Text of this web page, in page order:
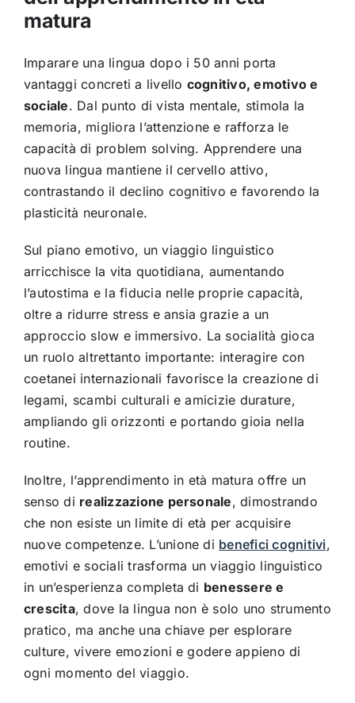
matura
Imparare una lingua dopo i 50 anni porta
vantaggi concreti a livello cognitivo, emotivo e
sociale. Dal punto di vista mentale, stimola la
memoria, migliora l’attenzione e rafforza le
capacità di problem solving. Apprendere una
nuova lingua mantiene il cervello attivo,
contrastando il declino cognitivo e favorendo la
plasticità neuronale.
Sul piano emotivo, un viaggio linguistico
arricchisce la vita quotidiana, aumentando
l’autostima e la fiducia nelle proprie capacità,
oltre a ridurre stress e ansia grazie a un
approccio slow e immersivo. La socialità gioca
un ruolo altrettanto importante: interagire con
coetanei internazionali favorisce la creazione di
legami, scambi culturali e amicizie durature,
ampliando gli orizzonti e portando gioia nella
routine.
Inoltre, l’apprendimento in età matura offre un
senso di realizzazione personale, dimostrando
che non esiste un limite di età per acquisire
nuove competenze. L’unione di benefici cognitivi,
emotivi e sociali trasforma un viaggio linguistico
in un’esperienza completa di benessere e
crescita, dove la lingua non è solo uno strumento
pratico, ma anche una chiave per esplorare
culture, vivere emozioni e godere appieno di
ogni momento del viaggio.